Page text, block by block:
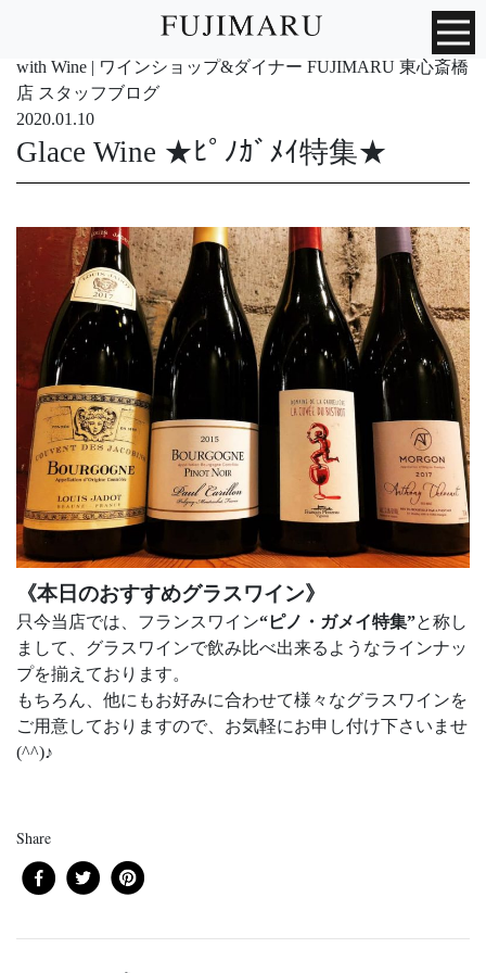
with Wine | ワインショップ&ダイナー FUJIMARU 東心斎橋
店 スタッフブログ
2020.01.10
Glace Wine ★ﾋﾟﾉｶﾞﾒｲ特集★
《本日のおすすめグラスワイン》
只今当店では、フランスワイン“ピノ・ガメイ特集”と称し
まして、グラスワインで飲み比べ出来るようなラインナッ
プを揃えております。
もちろん、他にもお好みに合わせて様々なグラスワインを
ご用意しておりますので、お気軽にお申し付け下さいませ
(^^)♪
Share